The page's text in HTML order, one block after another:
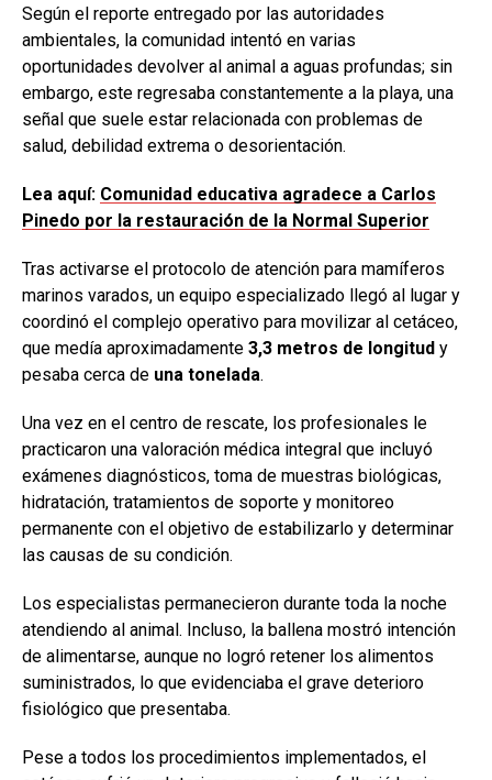
Según el reporte entregado por las autoridades
ambientales, la comunidad intentó en varias
oportunidades devolver al animal a aguas profundas; sin
embargo, este regresaba constantemente a la playa, una
señal que suele estar relacionada con problemas de
salud, debilidad extrema o desorientación.
Lea aquí: Comunidad educativa agradece a Carlos
Pinedo por la restauración de la Normal Superior
Tras activarse el protocolo de atención para mamíferos
marinos varados, un equipo especializado llegó al lugar y
coordinó el complejo operativo para movilizar al cetáceo,
que medía aproximadamente 3,3 metros de longitud y
pesaba cerca de una tonelada.
Una vez en el centro de rescate, los profesionales le
practicaron una valoración médica integral que incluyó
exámenes diagnósticos, toma de muestras biológicas,
hidratación, tratamientos de soporte y monitoreo
permanente con el objetivo de estabilizarlo y determinar
las causas de su condición.
Los especialistas permanecieron durante toda la noche
atendiendo al animal. Incluso, la ballena mostró intención
de alimentarse, aunque no logró retener los alimentos
suministrados, lo que evidenciaba el grave deterioro
fisiológico que presentaba.
Pese a todos los procedimientos implementados, el